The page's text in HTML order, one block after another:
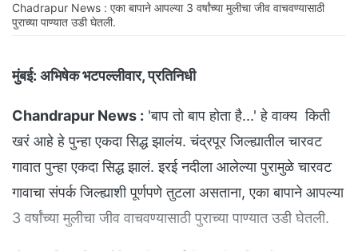
Chadrapur News : एका बापाने आपल्या 3 वर्षांच्या मुलीचा जीव वाचवण्यासाठी
पुराच्या पाण्यात उडी घेतली.
मुंबई: अभिषेक भटपल्लीवार, प्रतिनिधी
Chandrapur News : 'बाप तो बाप होता है...' हे वाक्य किती
खरं आहे हे पुन्हा एकदा सिद्ध झालंय. चंद्रपूर जिल्ह्यातील चारवट
गावात पुन्हा एकदा सिद्ध झालं. इरई नदीला आलेल्या पुरामुळे चारवट
गावाचा संपर्क जिल्ह्याशी पूर्णपणे तुटला असताना, एका बापाने आपल्या
3 वर्षांच्या मुलीचा जीव वाचवण्यासाठी पुराच्या पाण्यात उडी घेतली.